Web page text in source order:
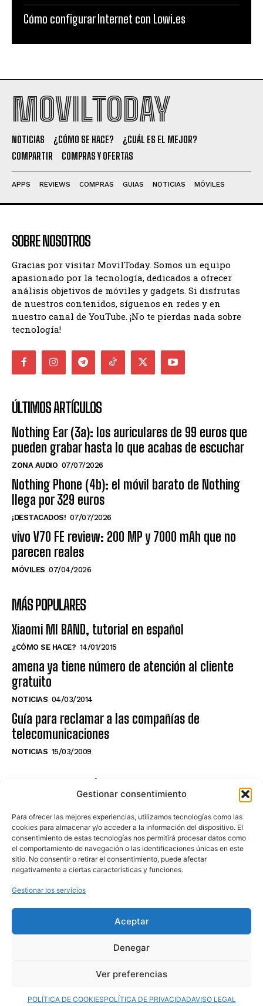
Gestionar consentimiento
Para ofrecer las mejores experiencias, utilizamos tecnologías como las
cookies para almacenar y/o acceder a la información del dispositivo. El
consentimiento de estas tecnologías nos permitirá procesar datos como
el comportamiento de navegación o las identificaciones únicas en este
sitio. No consentir o retirar el consentimiento, puede afectar
negativamente a ciertas características y funciones.
Gestionar los servicios
Aceptar
Denegar
Ver preferencias
POLÍTICA DE COOKIESPOLÍTICA DE PRIVACIDADAVISO LEGAL
Cómo configurar Internet con Lowi.es
MOVILTODAY
NOTICIAS ¿CÓMO SE HACE?
¿CUÁL ES EL MEJOR?
COMPARTIR
COMPRAS Y OFERTAS
APPS REVIEWS COMPRAS GUIAS NOTICIAS MÓVILES
SOBRE NOSOTROS
Gracias por visitar MovilToday. Somos un equipo
apasionado por la tecnología, dedicados a ofrecer
análisis objetivos de móviles y gadgets. Si disfrutas
de nuestros contenidos, síguenos en redes y en
nuestro canal de YouTube. ¡No te pierdas nada sobre
tecnología!
ÚLTIMOS ARTÍCULOS
Nothing Ear (3a): los auriculares de 99 euros que
pueden grabar hasta lo que acabas de escuchar
ZONA AUDIO 07/07/2026
Nothing Phone (4b): el móvil barato de Nothing
llega por 329 euros
¡DESTACADOS! 07/07/2026
vivo V70 FE review: 200 MP y 7000 mAh que no
parecen reales
MÓVILES 07/04/2026
MÁS POPULARES
Xiaomi MI BAND, tutorial en español
¿CÓMO SE HACE? 14/01/2015
amena ya tiene número de atención al cliente
gratuito
NOTICIAS 04/03/2014
Guía para reclamar a las compañías de
telecomunicaciones
NOTICIAS 15/03/2009
NO TE PIERDAS LO ÚLTIMO DEL CANAL
Haz clic en «Estoy de acuerdo» para
activar Youtube
POLÍTICA DE COOKIES
© 2025 MovilToday. Todos los derechos reservados.